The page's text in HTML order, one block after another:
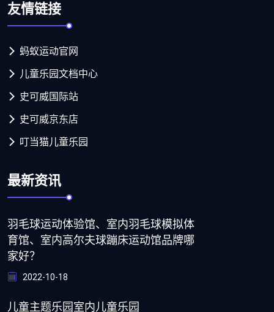
友情链接
蚂蚁运动官网
儿童乐园文档中心
史可威国际站
史可威京东店
叮当猫儿童乐园
最新资讯
羽毛球运动体验馆、室内羽毛球模拟体
育馆、室内高尔夫球蹦床运动馆品牌哪
家好？
2022-10-18
儿童主题乐园室内儿童乐园